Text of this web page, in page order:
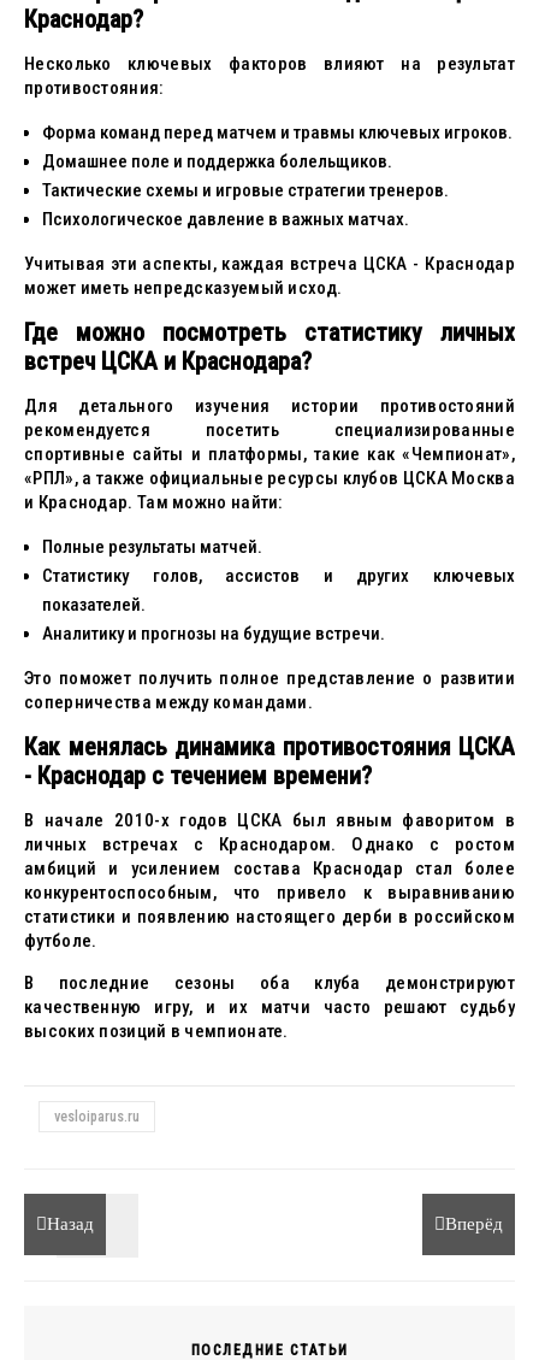
Краснодар?
Несколько ключевых факторов влияют на результат
противостояния:
Форма команд перед матчем и травмы ключевых игроков.
Домашнее поле и поддержка болельщиков.
Тактические схемы и игровые стратегии тренеров.
Психологическое давление в важных матчах.
Учитывая эти аспекты, каждая встреча ЦСКА - Краснодар
может иметь непредсказуемый исход.
Где можно посмотреть статистику личных
встреч ЦСКА и Краснодара?
Для детального изучения истории противостояний
рекомендуется посетить специализированные
спортивные сайты и платформы, такие как «Чемпионат»,
«РПЛ», а также официальные ресурсы клубов ЦСКА Москва
и Краснодар. Там можно найти:
Полные результаты матчей.
Статистику голов, ассистов и других ключевых
показателей.
Аналитику и прогнозы на будущие встречи.
Это поможет получить полное представление о развитии
соперничества между командами.
Как менялась динамика противостояния ЦСКА
- Краснодар с течением времени?
В начале 2010-х годов ЦСКА был явным фаворитом в
личных встречах с Краснодаром. Однако с ростом
амбиций и усилением состава Краснодар стал более
конкурентоспособным, что привело к выравниванию
статистики и появлению настоящего дерби в российском
футболе.
В последние сезоны оба клуба демонстрируют
качественную игру, и их матчи часто решают судьбу
высоких позиций в чемпионате.
vesloiparus.ru
Назад Вперёд
ПОСЛЕДНИЕ СТАТЬИ